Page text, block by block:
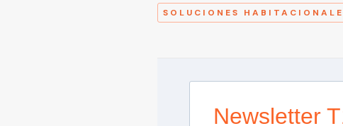
SOLUCIONES
Newsletter